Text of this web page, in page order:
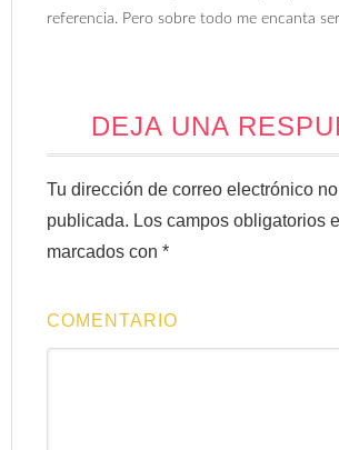
referencia. Pero sobre todo me encanta
DEJA UNA
Tu dirección de correo electrónico
publicada. Los campos obligatorios
marcados con*
COMENTARIO